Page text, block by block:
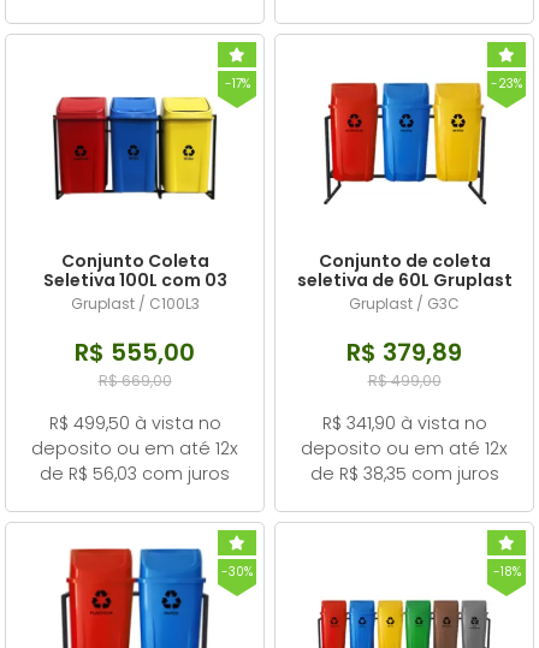
-17%
Conjunto Coleta
Seletiva 100L com 03
lixeiras
Gruplast / C100L3
R$ 555,00
R$ 669,00
R$ 499,50 à vista no
deposito ou em até 12x
de R$ 56,03 com juros
-23%
Conjunto de coleta
seletiva de 60L Gruplast
Kit com 03 lixeiras.
Gruplast / G3C
R$ 379,89
R$ 499,00
R$ 341,90 à vista no
deposito ou em até 12x
de R$ 38,35 com juros
-30% -18%